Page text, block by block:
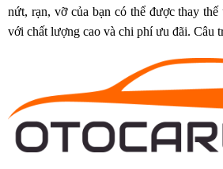
nứt, rạn, vỡ của bạn có thể được thay
với chất lượng cao và chi phí ưu đãi. Câu